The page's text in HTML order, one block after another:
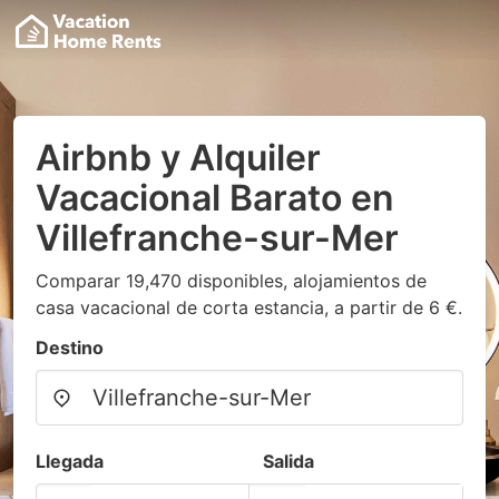
Airbnb y Alquiler
Vacacional Barato en
Villefranche-sur-Mer
Comparar 19,470 disponibles, alojamientos de
casa vacacional de corta estancia, a partir de 6 €.
Destino
Llegada Salida